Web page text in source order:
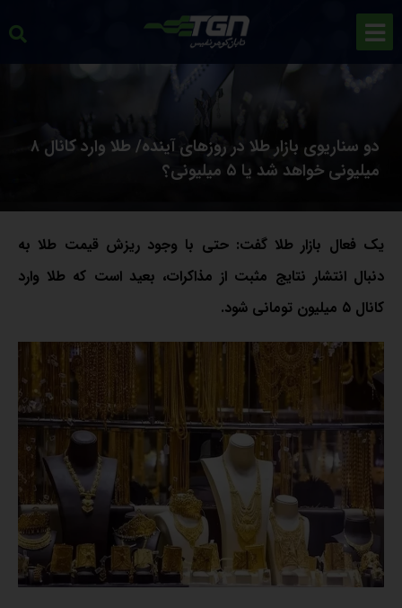
دو سناریوی بازار طلا در روز‌های آینده/ طلا وارد کانال ۸
میلیونی خواهد شد یا ۵ میلیونی؟
یک فعال بازار طلا گفت: حتی با وجود ریزش قیمت طلا به
دنبال انتشار نتایج مثبت از مذاکرات، بعید است که طلا وارد
کانال ۵ میلیون تومانی شود.